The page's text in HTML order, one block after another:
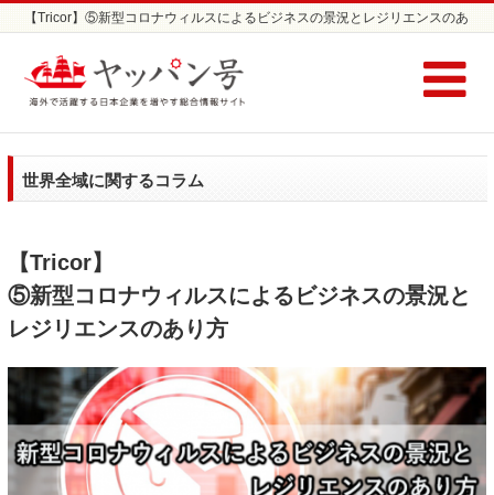
【Tricor】⑤新型コロナウィルスによるビジネスの景況とレジリエンスのあ
世界全域に関するコラム
【Tricor】
⑤新型コロナウィルスによるビジネスの景況と
レジリエンスのあり方